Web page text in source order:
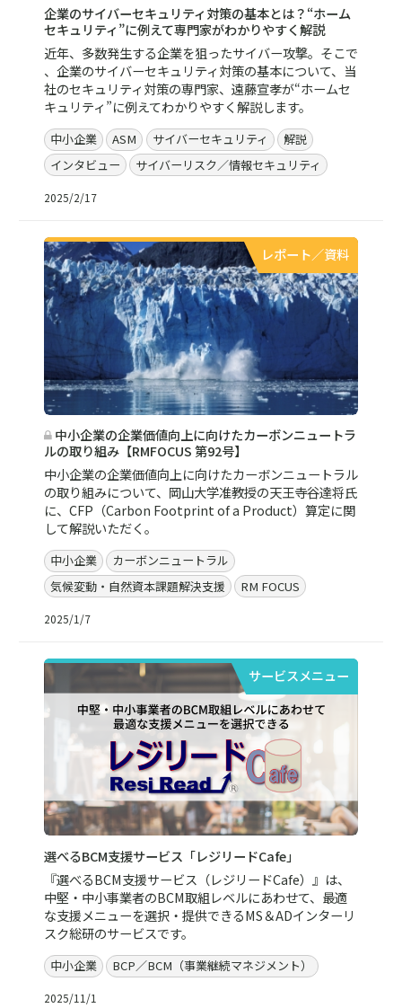
企業のサイバーセキュリティ対策の基本とは？“ホーム
セキュリティ”に例えて専門家がわかりやすく解説
近年、多数発生する企業を狙ったサイバー攻撃。そこで
、企業のサイバーセキュリティ対策の基本について、当
社のセキュリティ対策の専門家、遠藤宣孝が“ホームセ
キュリティ”に例えてわかりやすく解説します。
中小企業 ASM サイバーセキュリティ
解説
インタビュー
サイバーリスク／情報セキュリティ
2025/2/17
レポート／資料
中小企業の企業価値向上に向けたカーボンニュートラ
ルの取り組み【RMFOCUS 第92号】
中小企業の企業価値向上に向けたカーボンニュートラル
の取り組みについて、岡山大学准教授の天王寺谷達将氏
に、CFP（Carbon Footprint of a Product）算定に関
して解説いただく。
中小企業
カーボンニュートラル
気候変動・自然資本課題解決支援
RM FOCUS
2025/1/7
サービスメニュー
選べるBCM支援サービス「レジリードCafe」
『選べるBCM支援サービス（レジリードCafe）』は、
中堅・中小事業者のBCM取組レベルにあわせて、最適
な支援メニューを選択・提供できるMS＆ADインターリ
スク総研のサービスです。
中小企業 BCP／BCM（事業継続マネジメント）
2025/11/1